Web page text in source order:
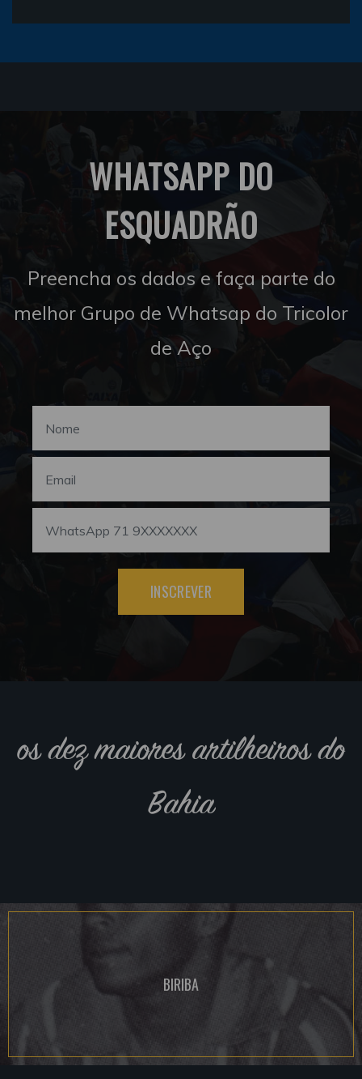
WHATSAPP DO
ESQUADRÃO
Preencha os dados e faça parte do
melhor Grupo de Whatsap do Tricolor
de Aço
INSCREVER
os dez maiores artilheiros do
Bahia
BIRIBA